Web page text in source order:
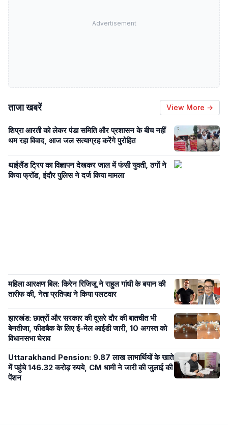
Advertisement
ताजा खबरें View More →
शिप्रा आरती को लेकर पंडा समिति और प्रशासन के बीच नहीं
थम रहा विवाद, आज जल सत्याग्रह करेंगे पुरोहित
थाईलैंड ट्रिप का विज्ञापन देखकर जाल में फंसी युवती, ठगों ने
किया फ्रॉड, इंदौर पुलिस ने दर्ज किया मामला
महिला आरक्षण बिल: किरेन रिजिजू ने राहुल गांधी के बयान की
तारीफ की, नेता प्रतिपक्ष ने किया पलटवार
झारखंड: छात्रों और सरकार की दूसरे दौर की बातचीत भी
बेनतीजा, फीडबैक के लिए ई-मेल आईडी जारी, 10 अगस्त को
विधानसभा घेराव
Uttarakhand Pension: 9.87 लाख लाभार्थियों के खाते
में पहुंचे 146.32 करोड़ रुपये, CM धामी ने जारी की जुलाई की
पेंशन